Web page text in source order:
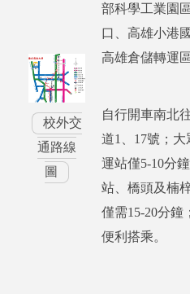
校外交
通路線
圖
部科學工業園
口、高雄小港
高雄倉儲轉運
自行開車南北
道1、17號；
運站僅5-10分
站、橋頭及楠
僅需15-20分鐘
便利搭乘。